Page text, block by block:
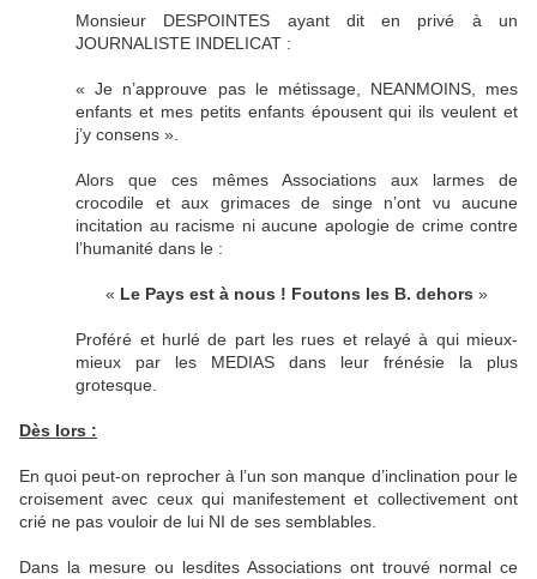
Monsieur DESPOINTES ayant dit en privé à un
JOURNALISTE INDELICAT :
« Je n’approuve pas le métissage, NEANMOINS, mes
enfants et mes petits enfants épousent qui ils veulent et
j’y consens ».
Alors que ces mêmes Associations aux larmes de
crocodile et aux grimaces de singe n’ont vu aucune
incitation au racisme ni aucune apologie de crime contre
l’humanité dans le :
« Le Pays est à nous ! Foutons les B. dehors »
Proféré et hurlé de part les rues et relayé à qui mieux-
mieux par les MEDIAS dans leur frénésie la plus
grotesque.
Dès lors :
En quoi peut-on reprocher à l’un son manque d’inclination pour le
croisement avec ceux qui manifestement et collectivement ont
crié ne pas vouloir de lui NI de ses semblables.
Dans la mesure ou lesdites Associations ont trouvé normal ce